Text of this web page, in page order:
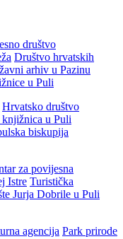
društvo
Društvo hrvatskih
arhiv u Pazinu
u Puli
Hrvatsko društvo
knjižnica u Puli
biskupija
za povijesna
Istre Turistička
Jurja Dobrile u Puli
agencija Park prirode